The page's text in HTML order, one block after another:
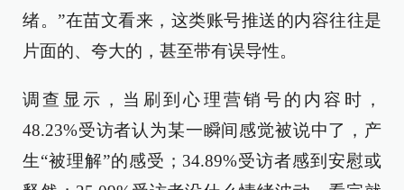
绪。”在苗文看来，这类账号推送的内容往往是
片面的、夸大的，甚至带有误导性。
调查显示，当刷到心理营销号的内容时，
48.23%受访者认为某一瞬间感觉被说中了，产
生“被理解”的感受；34.89%受访者感到安慰或